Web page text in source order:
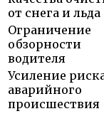
от снега и льда
Ограничение
обзорности
водителя
Усиление
аварийного
происшествия